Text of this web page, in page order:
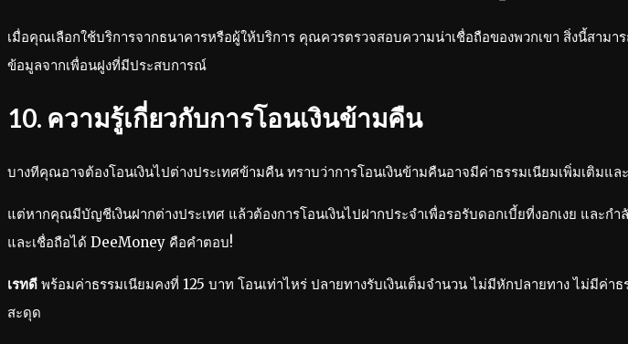
เมื่อคุณเลือกใช้บริการจากธนาคารหรือผู้ให้บริการ คุณควรตรวจสอบความน่าเชื่อถือของพวกเขา สิ่งนี้สาม
ข้อมูลจากเพื่อนฝูงที่มีประสบการณ์
10. ความรู้เกี่ยวกับการโอนเงินข้ามคืน
บางทีคุณอาจต้องโอนเงินไปต่างประเทศข้ามคืน ทราบว่าการโอนเงินข้ามคืนอาจมีค่าธรรมเนียมเพิ่มเติมแล
แต่หากคุณมีบัญชีเงินฝากต่างประเทศ แล้วต้องการโอนเงินไปฝากประจำเพื่อรอรับดอกเบี้ยที่งอกเงย และกำ
และเชื่อถือได้ DeeMoney คือคำตอบ!
เรทดี พร้อมค่าธรรมเนียมคงที่ 125 บาท โอนเท่าไหร่ ปลายทางรับเงินเต็มจำนวน ไม่มีหักปลายทาง ไม่มีค่
สะดุด